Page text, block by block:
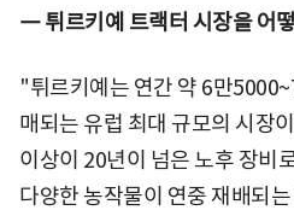
― 튀르키예 트랙터 시장을 어
"튀르키예는 연간 약 6만
매되는 유럽 최대 규모의 시장
이상이 20년이 넘은 노후 장비
다양한 농작물이 연중 재배되